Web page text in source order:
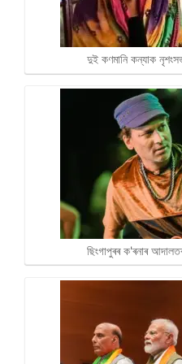
দুই কণমানি কন্যাক
ছিংগাপুৰৰ ক'ৰনাৰ